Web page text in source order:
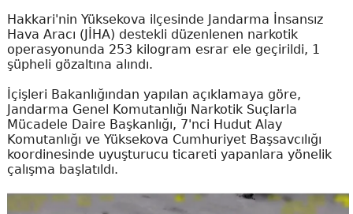
Hakkari'nin Yüksekova ilçesinde Jandarma İnsansız
Hava Aracı (JİHA) destekli düzenlenen narkotik
operasyonunda 253 kilogram esrar ele geçirildi, 1
şüpheli gözaltına alındı.
İçişleri Bakanlığından yapılan açıklamaya göre,
Jandarma Genel Komutanlığı Narkotik Suçlarla
Mücadele Daire Başkanlığı, 7'nci Hudut Alay
Komutanlığı ve Yüksekova Cumhuriyet Başsavcılığı
koordinesinde uyuşturucu ticareti yapanlara yönelik
çalışma başlatıldı.